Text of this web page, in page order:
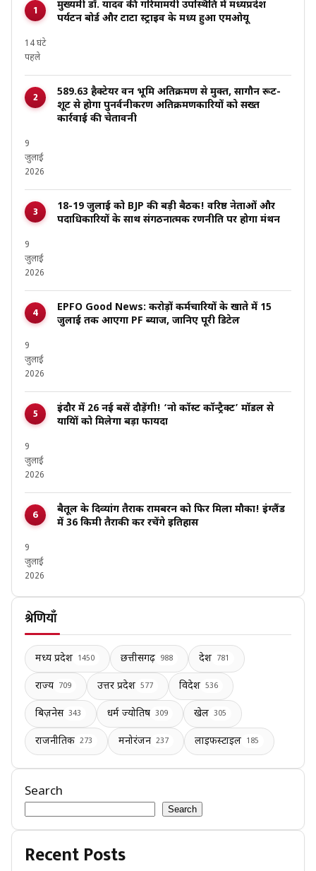
मुख्यमंत्री डॉ. यादव की गरिमामयी उपस्थिति में मध्यप्रदेश
पर्यटन बोर्ड और टाटा स्ट्राइव के मध्य हुआ एमओयू
14 घंटे
पहले
589.63 हैक्टेयर वन भूमि अतिक्रमण से मुक्त, सागौन रूट-
शूट से होगा पुनर्वनीकरण अतिक्रमणकारियों को सख्त
कार्रवाई की चेतावनी
9
जुलाई
2026
18-19 जुलाई को BJP की बड़ी बैठक! वरिष्ठ नेताओं और
पदाधिकारियों के साथ संगठनात्मक रणनीति पर होगा मंथन
9
जुलाई
2026
EPFO Good News: करोड़ों कर्मचारियों के खाते में 15
जुलाई तक आएगा PF ब्याज, जानिए पूरी डिटेल
9
जुलाई
2026
इंदौर में 26 नई बसें दौड़ेंगी! ‘नो कॉस्ट कॉन्ट्रैक्ट’ मॉडल से
यात्रियों को मिलेगा बड़ा फायदा
9
जुलाई
2026
बैतूल के दिव्यांग तैराक रामबरन को फिर मिला मौका! इंग्लैंड
में 36 किमी तैराकी कर रचेंगे इतिहास
9
जुलाई
2026
श्रेणियाँ
मध्य प्रदेश 1450 छत्तीसगढ़ 988 देश 781
राज्य 709 उत्तर प्रदेश 577 विदेश 536
बिज़नेस 343 धर्म ज्योतिष 309 खेल 305
राजनीतिक 273 मनोरंजन 237 लाइफस्टाइल 185
Search
Search
Recent Posts